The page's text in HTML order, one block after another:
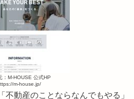
：M-HOUSE 公式HP
m-house.jp/
不動産のことならなんでもやる」